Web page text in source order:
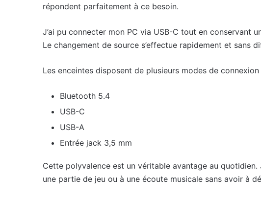
répondent parfaitement à ce besoin.
J’ai pu connecter mon PC via USB-C tout en conservant
Le changement de source s’effectue rapidement et sans
Les enceintes disposent de plusieurs modes de connexion
Bluetooth 5.4
USB-C
USB-A
Entrée jack 3,5 mm
Cette polyvalence est un véritable avantage au quotidien.
une partie de jeu ou à une écoute musicale sans avoir à